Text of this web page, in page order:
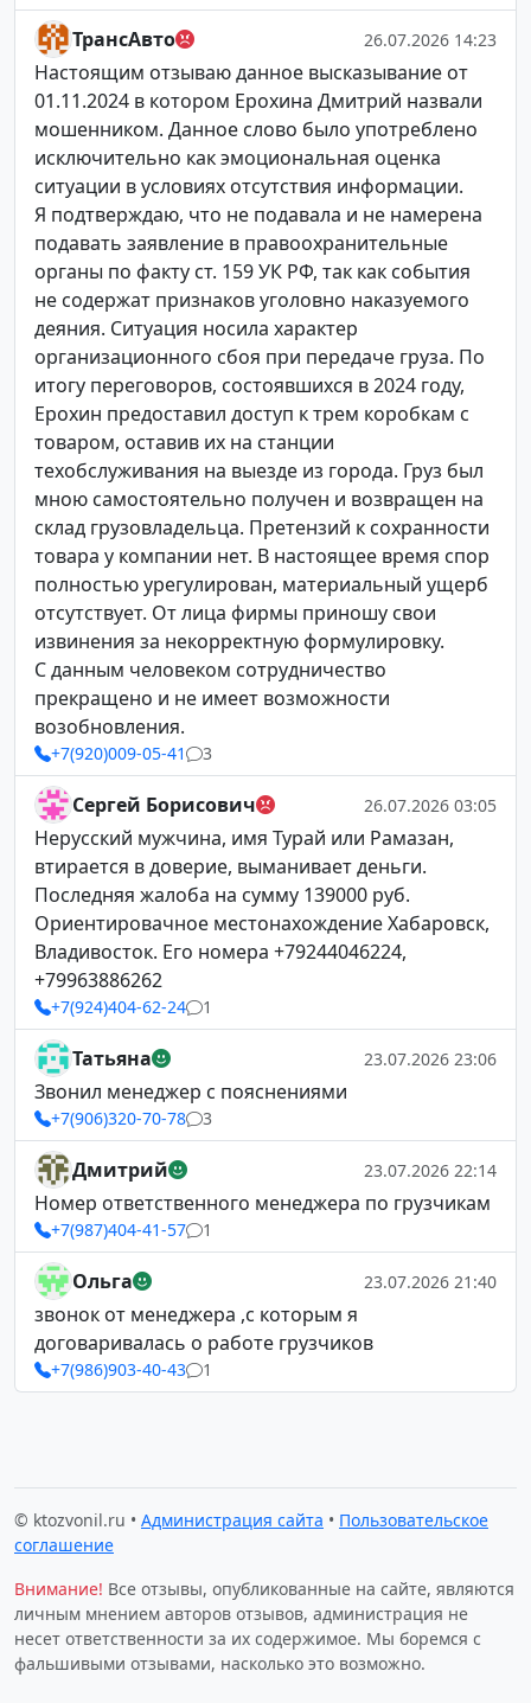
ТрансАвто 26.07.2026 14:23
Настоящим отзываю данное высказывание от
01.11.2024 в котором Ерохина Дмитрий назвали
мошенником. Данное слово было употреблено
исключительно как эмоциональная оценка
ситуации в условиях отсутствия информации.
Я подтверждаю, что не подавала и не намерена
подавать заявление в правоохранительные
органы по факту ст. 159 УК РФ, так как события
не содержат признаков уголовно наказуемого
деяния. Ситуация носила характер
организационного сбоя при передаче груза. По
итогу переговоров, состоявшихся в 2024 году,
Ерохин предоставил доступ к трем коробкам с
товаром, оставив их на станции
техобслуживания на выезде из города. Груз был
мною самостоятельно получен и возвращен на
склад грузовладельца. Претензий к сохранности
товара у компании нет. В настоящее время спор
полностью урегулирован, материальный ущерб
отсутствует. От лица фирмы приношу свои
извинения за некорректную формулировку.
С данным человеком сотрудничество
прекращено и не имеет возможности
возобновления.
+7(920)009-05-41 3
Сергей Борисович 26.07.2026 03:05
Нерусский мужчина, имя Турай или Рамазан,
втирается в доверие, выманивает деньги.
Последняя жалоба на сумму 139000 руб.
Ориентировачное местонахождение Хабаровск,
Владивосток. Его номера +79244046224,
+79963886262
+7(924)404-62-24 1
Татьяна 23.07.2026 23:06
Звонил менеджер с пояснениями
+7(906)320-70-78 3
Дмитрий 23.07.2026 22:14
Номер ответственного менеджера по грузчикам
+7(987)404-41-57 1
Ольга 23.07.2026 21:40
звонок от менеджера ,с которым я
договаривалась о работе грузчиков
+7(986)903-40-43 1
© ktozvonil.ru • Администрация сайта • Пользовательское
соглашение
Внимание! Все отзывы, опубликованные на сайте, являются
личным мнением авторов отзывов, администрация не
несет ответственности за их содержимое. Мы боремся с
фальшивыми отзывами, насколько это возможно.